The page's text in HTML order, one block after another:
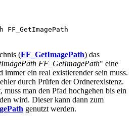
FF_GetImagePath
(FF_GetImagePath) das
FF_GetImagePath" eine
immer ein real existierender sein muss.
durch Prüfen der Ordnerexistenz.
muss man den Pfad hochgehen bis ein
wird. Dieser kann dann zum
genutzt werden.